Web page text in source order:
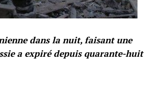
dans la nuit, faisant une
a expiré depuis quarante-huit